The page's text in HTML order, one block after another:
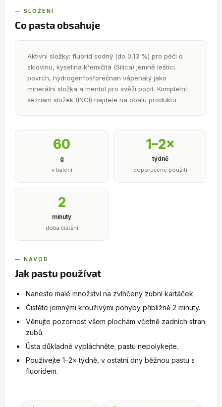
— SLOŽENÍ
Co pasta obsahuje
Aktivní složky: fluorid sodný (do 0,13 %) pro péči o
sklovinu, kyselina křemičitá (Silica) jemně leštící
povrch, hydrogenfosforečnan vápenatý jako
minerální složka a mentol pro svěží pocit. Kompletní
seznam složek (INCI) najdete na obalu produktu.
60
g
v balení
1–2×
týdně
doporučené použití
2
minuty
doba čištění
— NÁVOD
Jak pastu používat
Naneste malé množství na zvlhčený zubní kartáček.
Čistěte jemnými krouživými pohyby přibližně 2 minuty.
Věnujte pozornost všem plochám včetně zadních stran
zubů.
Ústa důkladně vypláchněte; pastu nepolykejte.
Používejte 1–2× týdně, v ostatní dny běžnou pastu s
fluoridem.